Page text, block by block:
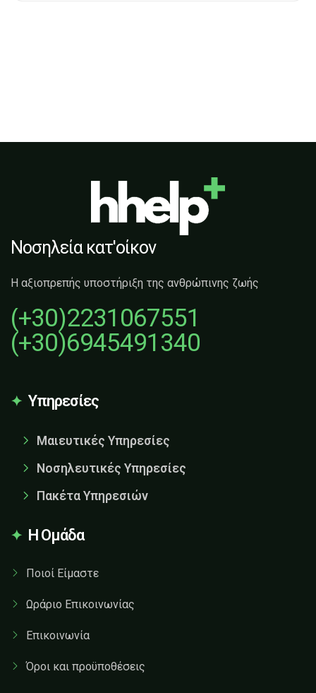
Νοσηλεία κατ'οίκον
Η αξιοπρεπής υποστήριξη της ανθρώπινης ζωής
(+30)2231067551
(+30)6945491340
Υπηρεσίες
Μαιευτικές Υπηρεσίες
Νοσηλευτικές Υπηρεσίες
Πακέτα Υπηρεσιών
Η Ομάδα
Ποιοί Είμαστε
Ωράριο Επικοινωνίας
Επικοινωνία
Όροι και προϋποθέσεις